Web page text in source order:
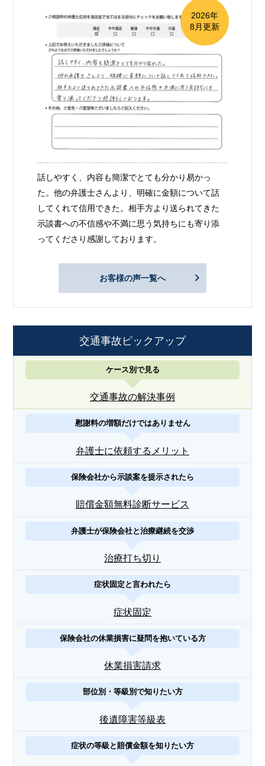
2026年
8月更新
話しやすく、内容も簡潔でとても分かり易かっ
た。他の弁護士さんより、明確に金額について話
してくれて信用できた。相手方より送られてきた
示談書への不信感や不満に思う気持ちにも寄り添
ってくださり感謝しております。
お客様の声一覧へ
交通事故ピックアップ
ケース別で見る
交通事故の解決事例
慰謝料の増額だけではありません
弁護士に依頼するメリット
保険会社から示談案を提示されたら
賠償金額無料診断サービス
弁護士が保険会社と治療継続を交渉
治療打ち切り
症状固定と言われたら
症状固定
保険会社の休業損害に疑問を抱いている方
休業損害請求
部位別・等級別で知りたい方
後遺障害等級表
症状の等級と賠償金額を知りたい方